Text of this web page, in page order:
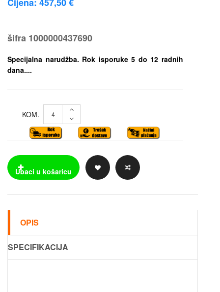
šifra 1000000437690
Specijalna narudžba. Rok isporuke 5 do 12 radnih
dana....
KOM.
OPIS
SPECIFIKACIJA